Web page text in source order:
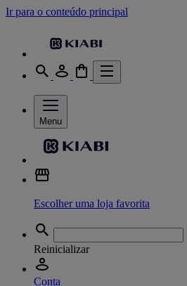
Ir para o conteúdo principal
Menu
Escolher uma loja favorita
Reinicializar
Conta